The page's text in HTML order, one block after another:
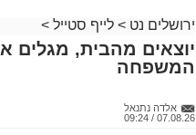
ירושלים נט > לייף סטייל >
יוצאים מהבית, מגלים
המשפחה
אלדה נתנאל
07.08.26 / 09:24